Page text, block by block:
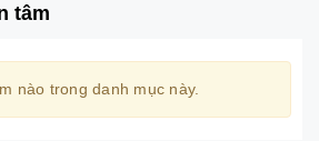
tâm
nào trong danh mục này.